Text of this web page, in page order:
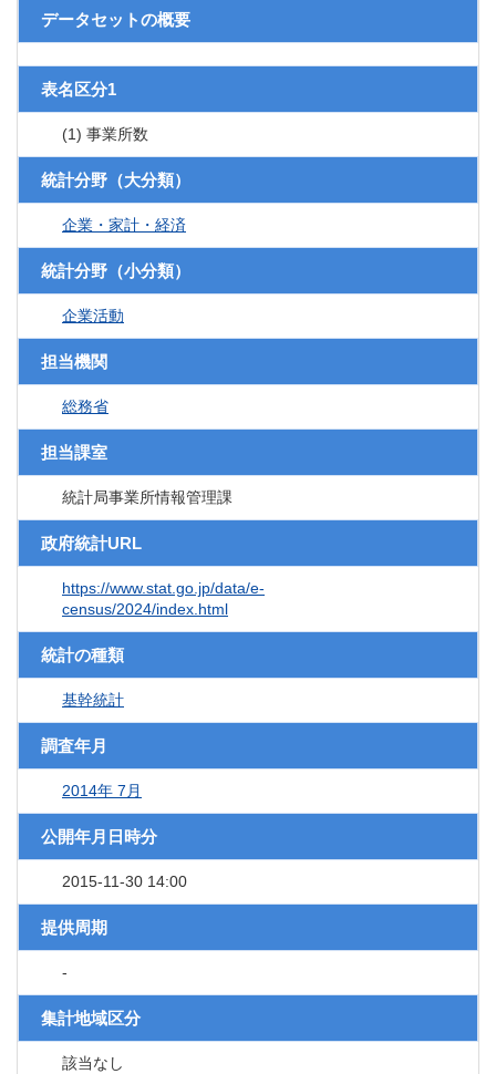
データセットの概要
表名区分1
(1) 事業所数
統計分野（大分類）
企業・家計・経済
統計分野（小分類）
企業活動
担当機関
総務省
担当課室
統計局事業所情報管理課
政府統計URL
https://www.stat.go.jp/data/e-
census/2024/index.html
統計の種類
基幹統計
調査年月
2014年 7月
公開年月日時分
2015-11-30 14:00
提供周期
-
集計地域区分
該当なし